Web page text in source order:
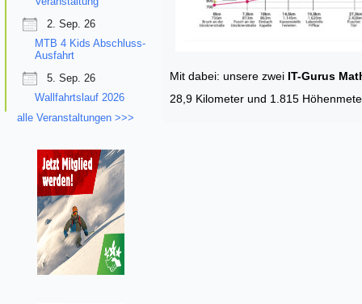
2. Sep. 26
MTB 4 Kids Abschluss-
Ausfahrt
5. Sep. 26
Wallfahrtslauf 2026
alle Veranstaltungen >>>
Mit dabei: unsere zwei IT-Gurus
28,9 Kilometer und 1.815